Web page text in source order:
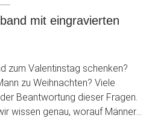
mit eingravierten
zum Valentinstag schenken?
zu Weihnachten? Viele
Beantwortung dieser Fragen.
wissen genau, worauf Männer